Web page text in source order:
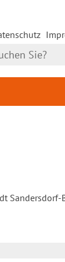
Sandersdorf-